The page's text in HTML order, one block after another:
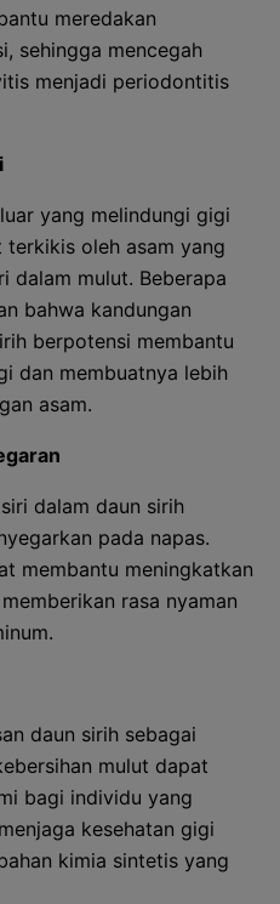
meredakan
sehingga mencegah
menjadi periodontitis
yang melindungi gigi
terkikis oleh asam yang
dalam mulut. Beberapa
bahwa kandungan
berpotensi membantu
dan membuatnya lebih
asam.
dalam daun sirih
pada napas.
membantu meningkatkan
rasa nyaman
daun sirih sebagai
mulut dapat
bagi individu yang
kesehatan gigi
kimia sintetis yang